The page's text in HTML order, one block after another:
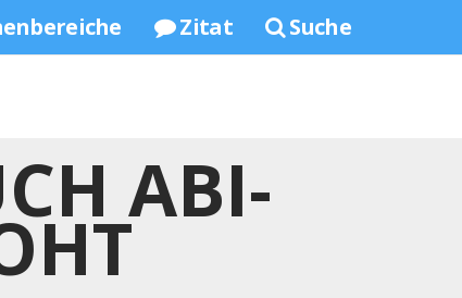
Zitat Suche
ABI-